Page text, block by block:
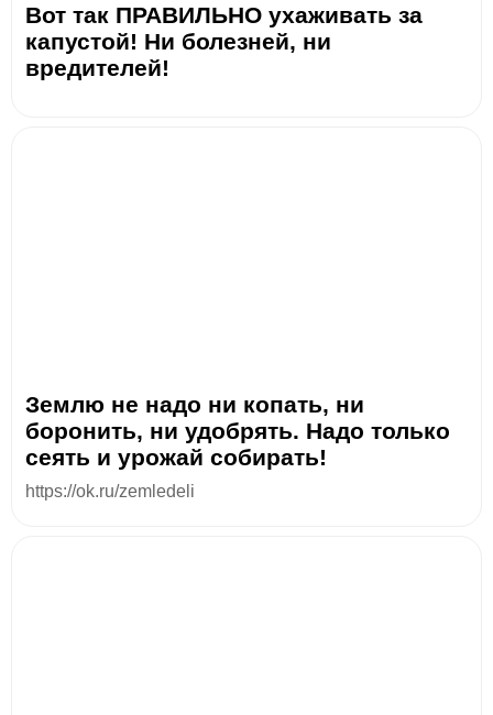
Вот так ПРАВИЛЬНО ухаживать за
капустой! Ни болезней, ни
вредителей!
Землю не надо ни копать, ни
боронить, ни удобрять. Надо только
сеять и урожай собирать!
https://ok.ru/zemledeli